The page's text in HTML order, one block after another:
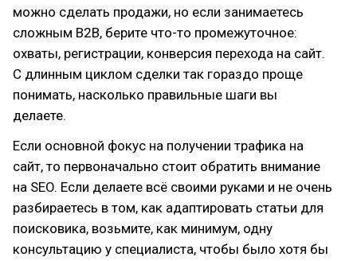
можно сделать продажи, но если занимаетесь
сложным B2B, берите что-то промежуточное:
охваты, регистрации, конверсия перехода на сайт.
С длинным циклом сделки так гораздо проще
понимать, насколько правильные шаги вы
делаете.
Если основной фокус на получении трафика на
сайт, то первоначально стоит обратить внимание
на SEO. Если делаете всё своими руками и не очень
разбираетесь в том, как адаптировать статьи для
поисковика, возьмите, как минимум, одну
консультацию у специалиста, чтобы было хотя бы